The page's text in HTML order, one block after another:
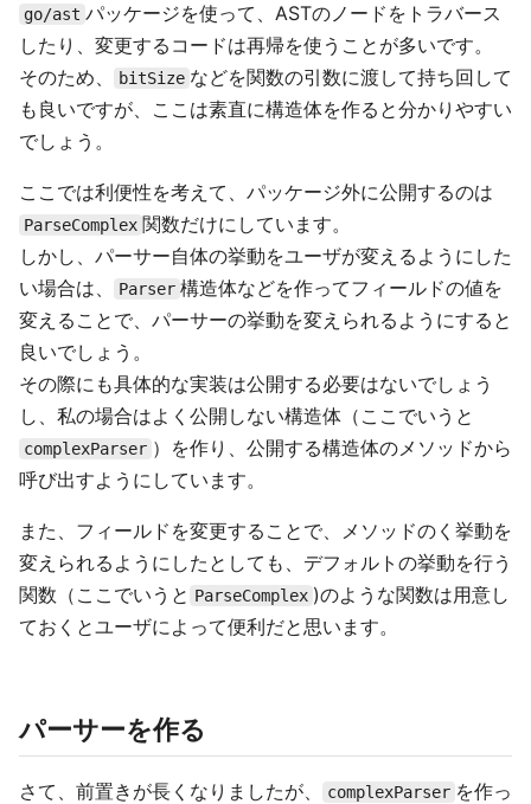
go/ast パッケージを使って、ASTのノードをトラバース
したり、変更するコードは再帰を使うことが多いです。
そのため、
bitSize などを関数の引数に渡して持ち回して
も良いですが、ここは素直に構造体を作ると分かりやすい
でしょう。
ここでは利便性を考えて、パッケージ外に公開するのは
ParseComplex 関数だけにしています。
しかし、パーサー自体の挙動をユーザが変えるようにした
い場合は、
Parser 構造体などを作ってフィールドの値を
変えることで、パーサーの挙動を変えられるようにすると
良いでしょう。
その際にも具体的な実装は公開する必要はないでしょう
し、私の場合はよく公開しない構造体（ここでいうと
complexParser ）を作り、公開する構造体のメソッドから
呼び出すようにしています。
また、フィールドを変更することで、メソッドのく挙動を
変えられるようにしたとしても、デフォルトの挙動を行う
関数（ここでいうと ParseComplex )のような関数は用意し
ておくとユーザによって便利だと思います。
パーサーを作る
さて、前置きが長くなりましたが、 complexParser を作っ